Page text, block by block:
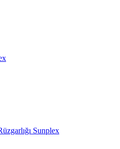
Sunplex